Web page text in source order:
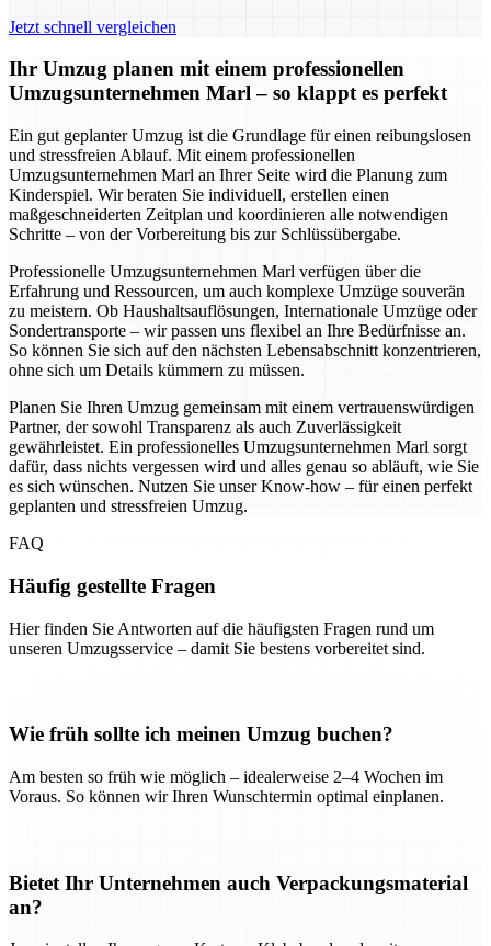
Jetzt schnell vergleichen
Ihr Umzug planen mit einem professionellen
Umzugsunternehmen Marl – so klappt es perfekt
Ein gut geplanter Umzug ist die Grundlage für einen reibungslosen
und stressfreien Ablauf. Mit einem professionellen
Umzugsunternehmen Marl an Ihrer Seite wird die Planung zum
Kinderspiel. Wir beraten Sie individuell, erstellen einen
maßgeschneiderten Zeitplan und koordinieren alle notwendigen
Schritte – von der Vorbereitung bis zur Schlüssübergabe.
Professionelle Umzugsunternehmen Marl verfügen über die
Erfahrung und Ressourcen, um auch komplexe Umzüge souverän
zu meistern. Ob Haushaltsauflösungen, Internationale Umzüge oder
Sondertransporte – wir passen uns flexibel an Ihre Bedürfnisse an.
So können Sie sich auf den nächsten Lebensabschnitt konzentrieren,
ohne sich um Details kümmern zu müssen.
Planen Sie Ihren Umzug gemeinsam mit einem vertrauenswürdigen
Partner, der sowohl Transparenz als auch Zuverlässigkeit
gewährleistet. Ein professionelles Umzugsunternehmen Marl sorgt
dafür, dass nichts vergessen wird und alles genau so abläuft, wie Sie
es sich wünschen. Nutzen Sie unser Know-how – für einen perfekt
geplanten und stressfreien Umzug.
FAQ
Häufig gestellte Fragen
Hier finden Sie Antworten auf die häufigsten Fragen rund um
unseren Umzugsservice – damit Sie bestens vorbereitet sind.
Wie früh sollte ich meinen Umzug buchen?
Am besten so früh wie möglich – idealerweise 2–4 Wochen im
Voraus. So können wir Ihren Wunschtermin optimal einplanen.
Bietet Ihr Unternehmen auch Verpackungsmaterial
an?